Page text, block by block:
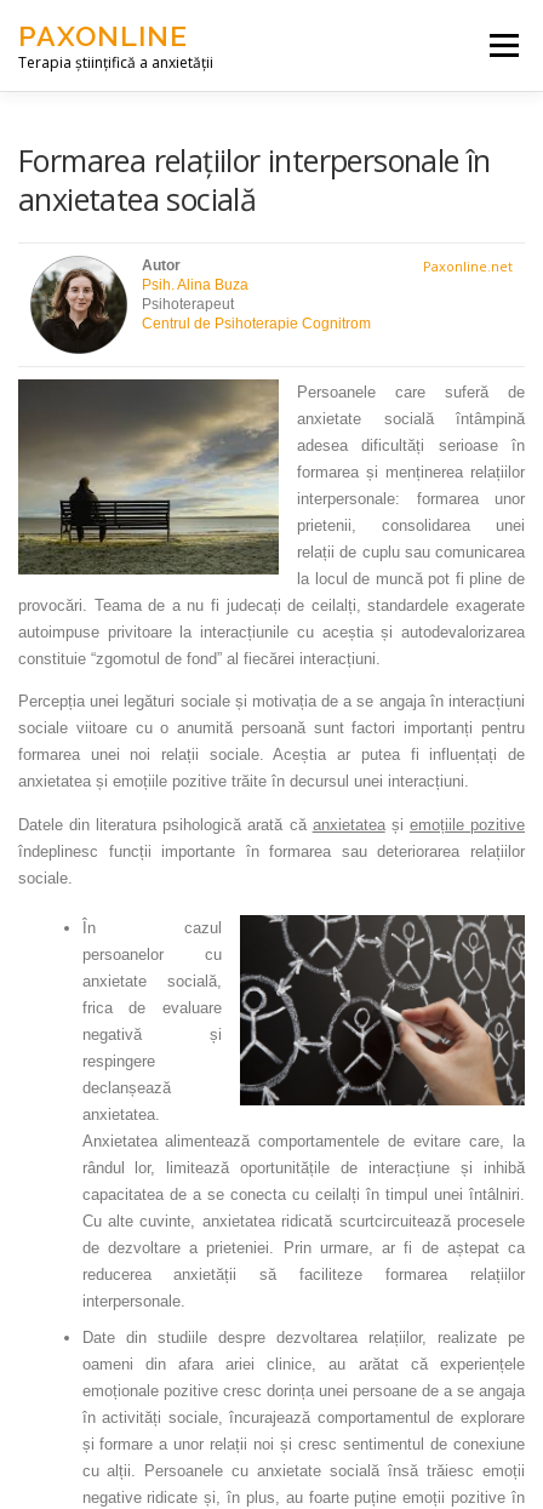
PAXONLINE
Terapia științifică a anxietății
Menu
Formarea relațiilor interpersonale în
anxietatea socială
Autor
Psih. Alina Buza
Psihoterapeut
Centrul de Psihoterapie Cognitrom
Paxonline.net
Persoanele care suferă de
anxietate socială întâmpină
adesea dificultăți serioase în
formarea și menținerea relațiilor
interpersonale: formarea unor
prietenii, consolidarea unei
relații de cuplu sau comunicarea
la locul de muncă pot fi pline de
provocări. Teama de a nu fi judecați de ceilalți, standardele exagerate
autoimpuse privitoare la interacțiunile cu aceștia și autodevalorizarea
constituie “zgomotul de fond” al fiecărei interacțiuni.
Percepția unei legături sociale și motivația de a se angaja în interacțiuni
sociale viitoare cu o anumită persoană sunt factori importanți pentru
formarea unei noi relații sociale. Aceștia ar putea fi influențați de
anxietatea și emoțiile pozitive trăite în decursul unei interacțiuni.
Datele din literatura psihologică arată că anxietateași emoțiile pozitive
îndeplinesc funcții importante în formarea sau deteriorarea relațiilor
sociale.
În cazul
persoanelor cu
anxietate socială,
frica de evaluare
negativă și
respingere
declanșează
anxietatea.
Anxietatea alimentează comportamentele de evitare care, la
rândul lor, limitează oportunitățile de interacțiune și inhibă
capacitatea de a se conecta cu ceilalți în timpul unei întâlniri.
Cu alte cuvinte, anxietatea ridicată scurtcircuitează procesele
de dezvoltare a prieteniei. Prin urmare, ar fi de aștepat ca
reducerea anxietății să faciliteze formarea relațiilor
interpersonale.
Date din studiile despre dezvoltarea relațiilor, realizate pe
oameni din afara ariei clinice, au arătat că experiențele
emoționale pozitive cresc dorința unei persoane de a se angaja
în activități sociale, încurajează comportamentul de explorare
și formare a unor relații noi și cresc sentimentul de conexiune
cu alții. Persoanele cu anxietate socială însă trăiesc emoții
negative ridicate și, în plus, au foarte puține emoții pozitive în